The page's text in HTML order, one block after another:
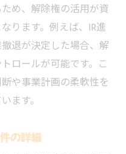
め、解除権の活用が資
ります。例えば、IR進
退が決定した場合、解
ロールが可能です。こ
や事業計画の柔軟性を
ます。
の詳細